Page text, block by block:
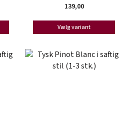
139,00
Vælg variant